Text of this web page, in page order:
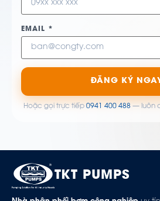
EMAIL *
ĐĂNG KÝ
Hoặc gọi trực tiếp 0941 400 488— luôn
TKT PUMPS